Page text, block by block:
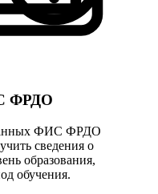
ФРДО
данных ФИС ФРДО
сведения о
образования,
обучения.